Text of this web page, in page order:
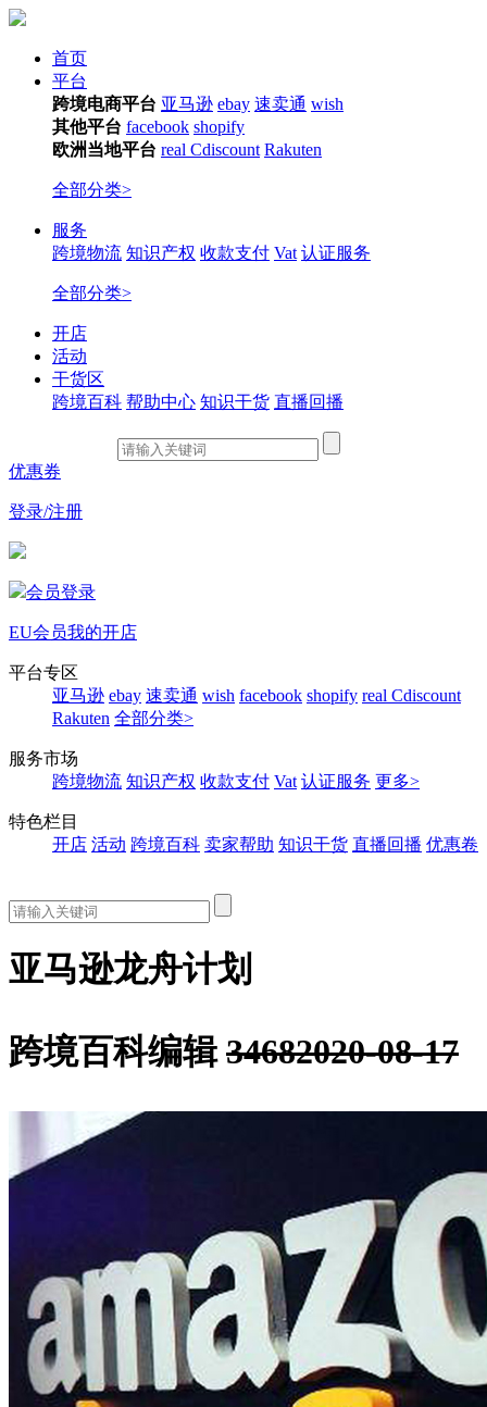
首页
平台
跨境电商平台 亚马逊 ebay 速卖通 wish
其他平台 facebook shopify
欧洲当地平台 real Cdiscount Rakuten
全部分类>
服务
跨境物流 知识产权 收款支付 Vat 认证服务
全部分类>
开店
活动
干货区
跨境百科 帮助中心 知识干货 直播回播
优惠券
登录/注册
会员登录
EU会员我的开店
平台专区
亚马逊 ebay 速卖通 wish facebook shopify real Cdiscount
Rakuten 全部分类>
服务市场
跨境物流 知识产权 收款支付 Vat 认证服务 更多>
特色栏目
开店 活动 跨境百科 卖家帮助 知识干货 直播回播 优惠卷
亚马逊龙舟计划
跨境百科编辑 34682020-08-17